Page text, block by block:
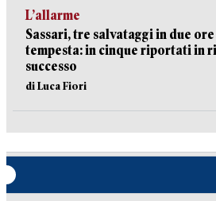
L’allarme
Sassari, tre salvataggi in due
tempesta: in cinque riportati in
successo
di Luca Fiori